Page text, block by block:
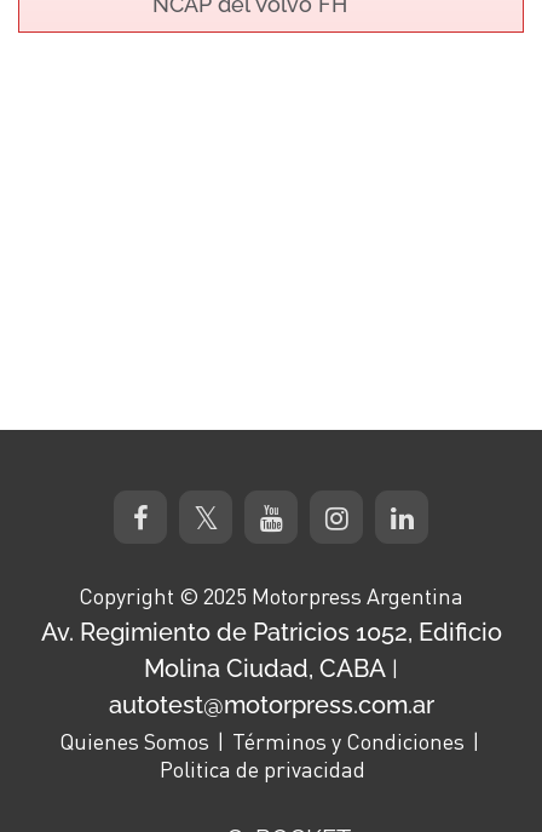
Copyright © 2025 Motorpress Argentina
Av. Regimiento de Patricios 1052, Edificio
Molina Ciudad, CABA |
autotest@motorpress.com.ar
Quienes Somos
Términos y Condiciones
Politica de privacidad